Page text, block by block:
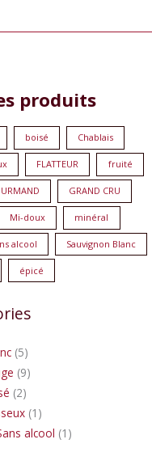
produits
boisé Chablais
FLATTEUR fruité
GRAND CRU
Mi-doux minéral
alcool Sauvignon Blanc
épicé
5
produits
9
produits
2
produits
1
produit
alcool 1
produit